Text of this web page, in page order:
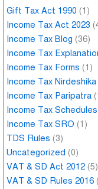
Gift Tax Act 1990 (1)
Income Tax Act 2023
Income Tax Blog (36)
Income Tax
Income Tax Forms (1)
Income Tax Nirdeshika
Income Tax Paripatra
Income Tax Schedules
Income Tax SRO (1)
TDS Rules (3)
Uncategorized (0)
VAT & SD Act 2012 (5)
VAT & SD Rules 2016